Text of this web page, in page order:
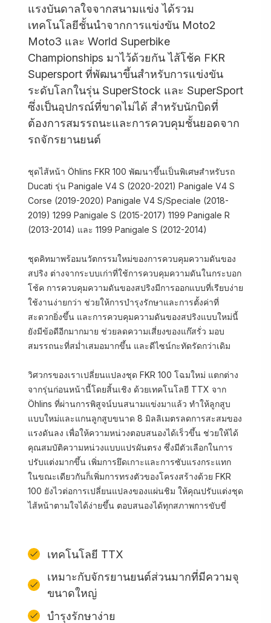
แรงบันดาลใจจากสนามแข่ง ได้รวม
เทคโนโลยีชั้นนำจากการแข่งขัน Moto2
Moto3 และ World Superbike
Championships มาไว้ด้วยกัน ไส้โช้ค FKR
Supersport ที่พัฒนาขึ้นสำหรับการแข่งขัน
ระดับโลกในรุ่น SuperStock และ SuperSport
ซึ่งเป็นอุปกรณ์ที่ขาดไม่ได้ สำหรับนักบิดที่
ต้องการสมรรถนะและการควบคุมชั้นยอดจาก
รถจักรยานยนต์
ชุดไส้หน้า Öhlins FKR 100 พัฒนาขึ้นเป็นพิเศษสำหรับรถ
Ducati รุ่น Panigale V4 S (2020-2021) Panigale V4 S
Corse (2019-2020) Panigale V4 S/Speciale (2018-
2019) 1299 Panigale S (2015-2017) 1199 Panigale R
(2013-2014) และ 1199 Panigale S (2012-2014)
ชุดคิทมาพร้อมนวัตกรรมใหม่ของการควบคุมความดันของ
สปริง ต่างจากระบบเก่าที่ใช้การควบคุมความดันในกระบอก
โช้ค การควบคุมความดันของสปริงมีการออกแบบที่เรียบง่าย
ใช้งานง่ายกว่า ช่วยให้การบำรุงรักษาและการตั้งค่าที่
สะดวกยิ่งขึ้น และการควบคุมความดันของสปริงแบบใหม่นี้
ยังมีข้อดีอีกมากมาย ช่วยลดความเสี่ยงของแก๊สรั่ว มอบ
สมรรถนะที่สม่ำเสมอมากขึ้น และดีไซน์กะทัดรัดกว่าเดิม
วิศวกรของเราเปลี่ยนแปลงชุด FKR 100 โฉมใหม่ แตกต่าง
จากรุ่นก่อนหน้านี้โดยสิ้นเชิง ด้วยเทคโนโลยี TTX จาก
Öhlins ที่ผ่านการพิสูจน์บนสนามแข่งมาแล้ว ทำให้ลูกสูบ
แบบใหม่และแกนลูกสูบขนาด 8 มิลลิเมตรลดการสะสมของ
แรงดันลง เพื่อให้ความหน่วงตอบสนองได้เร็วขึ้น ช่วยให้ได้
คุณสมบัติความหน่วงแบบแปรผันตรง ซึ่งมีตัวเลือกในการ
ปรับแต่งมากขึ้น เพิ่มการยึดเกาะและการซับแรงกระแทก
ในขณะเดียวกันก็เพิ่มการทรงตัวของโครงสร้างด้วย FKR
100 ยังไวต่อการเปลี่ยนแปลงของแผ่นชิม ให้คุณปรับแต่งชุด
ไส้หน้าตามใจได้ง่ายขึ้น ตอบสนองได้ทุกสภาพการขับขี่
เทคโนโลยี TTX
เหมาะกับจักรยานยนต์ส่วนมากที่มีความจุ
ขนาดใหญ่
บำรุงรักษาง่าย